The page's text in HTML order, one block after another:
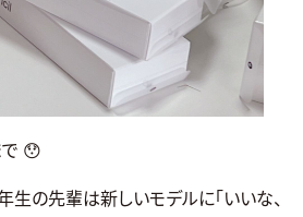
😯
生の先輩は新しいモデルに「いいな、